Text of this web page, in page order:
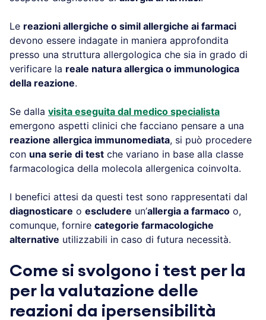
Le reazioni allergiche o simil allergiche ai farmaci
devono essere indagate in maniera approfondita
presso una struttura allergologica che sia in grado di
verificare la reale natura allergica o immunologica
della reazione.
Se dalla visita eseguita dal medico specialista
emergono aspetti clinici che facciano pensare a una
reazione allergica immunomediata, si può procedere
con una serie di test che variano in base alla classe
farmacologica della molecola allergenica coinvolta.
I benefici attesi da questi test sono rappresentati dal
diagnosticare o escludere un’allergia a farmaco o,
comunque, fornire categorie farmacologiche
alternative utilizzabili in caso di futura necessità.
Come si svolgono i test per la
per la valutazione delle
reazioni da ipersensibilità